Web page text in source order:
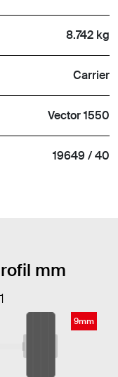
8.742 kg
Carrier
Vector 1550
19649 / 40
mm
9mm